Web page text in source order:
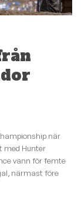
när
med Hunter
vann för femte
närmast före